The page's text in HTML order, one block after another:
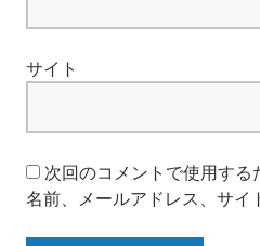
サイト
次回のコメントで使用す
名前、メールアドレス、サイ